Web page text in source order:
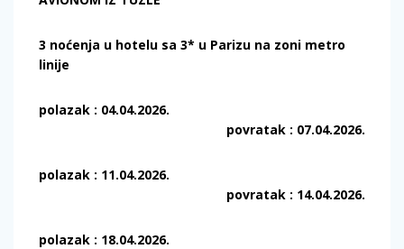
3 noćenja u hotelu sa 3* u Parizu na zoni metro
linije
polazak : 04.04.2026.
povratak : 07.04.2026.
polazak : 11.04.2026.
povratak : 14.04.2026.
polazak : 18.04.2026.